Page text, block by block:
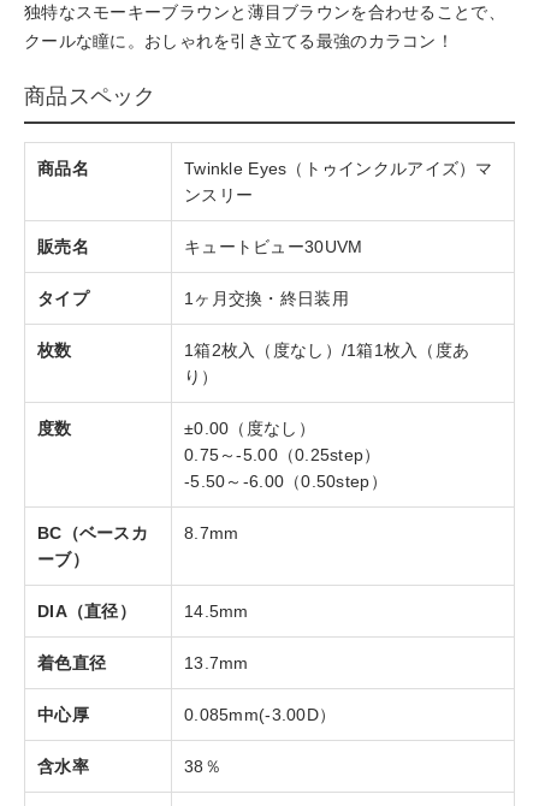
独特なスモーキーブラウンと薄目ブラウンを合わせることで、
クールな瞳に。おしゃれを引き立てる最強のカラコン！
商品スペック
商品名
Twinkle Eyes（トゥインクルアイズ）マ
ンスリー
販売名 キュートビュー30UVM
タイプ 1ヶ月交換・終日装用
枚数
1箱2枚入（度なし）/1箱1枚入（度あ
り）
度数
±0.00（度なし）
0.75～-5.00（0.25step）
-5.50～-6.00（0.50step）
BC（ベースカ
ーブ）
8.7mm
DIA（直径） 14.5mm
着色直径 13.7mm
中心厚 0.085mm(-3.00D）
含水率 38％